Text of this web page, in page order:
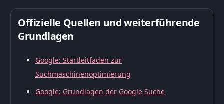
Offizielle Quellen und weiterführende
Grundlagen
Google: Startleitfaden zur
Suchmaschinenoptimierung
Google: Grundlagen der Google Suche